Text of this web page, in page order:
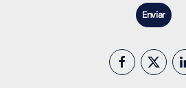
Enviar